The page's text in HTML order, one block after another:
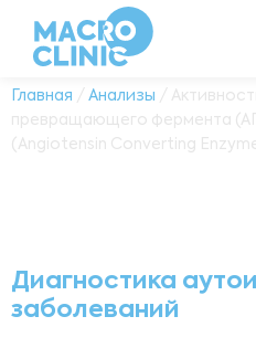
Главная / Анализы /
превращающего фермента
(Angiotensin Converting
Диагностика
заболеваний